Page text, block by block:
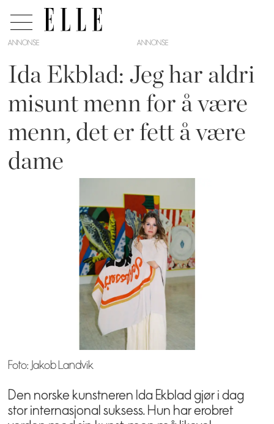
ANNONSE
Ida Ekblad: Jeg har aldri
misunt menn for å være
menn, det er fett å være
dame
Foto: Jakob Landvik
Den norske kunstneren Ida Ekblad gjør i dag
stor internasjonal suksess. Hun har erobret